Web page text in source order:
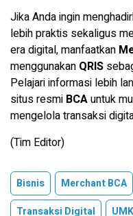
Jika Anda ingin
lebih praktis sekaligus
era digital, manfaatkan
menggunakan QRIS
Pelajari informasi lebih
situs resmi BCAuntuk
mengelola transaksi
(Tim Editor)
Bisnis Merchant BCA
Transaksi Digital